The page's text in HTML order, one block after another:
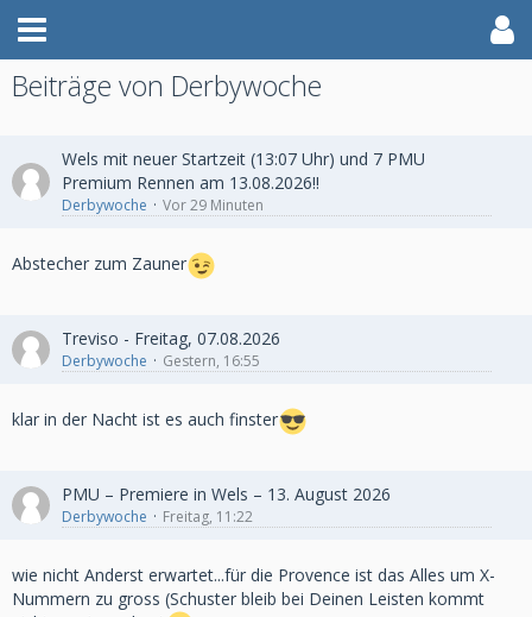
Beiträge von Derbywoche
Wels mit neuer Startzeit (13:07 Uhr) und 7 PMU
Premium Rennen am 13.08.2026!!
Derbywoche Vor 29 Minuten
Abstecher zum Zauner
Treviso - Freitag, 07.08.2026
Derbywoche Gestern, 16:55
klar in der Nacht ist es auch finster
PMU – Premiere in Wels – 13. August 2026
Derbywoche Freitag, 11:22
wie nicht Anderst erwartet...für die Provence ist das Alles um X-
Nummern zu gross (Schuster bleib bei Deinen Leisten kommt